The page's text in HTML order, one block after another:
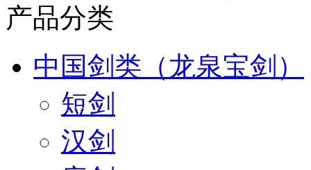
产品分类
中国剑类（龙泉宝剑）
短剑
汉剑